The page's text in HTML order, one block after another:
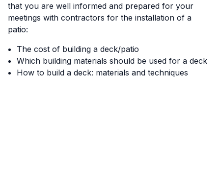
that you are well informed and prepared for your
meetings with contractors for the installation of a
patio:
The cost of building a deck/patio
Which building materials should be used for a deck
How to build a deck: materials and techniques